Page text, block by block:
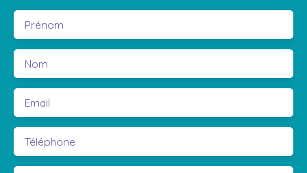
Prénom
Nom
Email
Téléphone